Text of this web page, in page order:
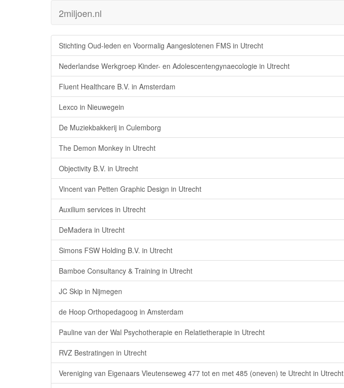
2miljoen.nl
Stichting Oud-leden en Voormalig Aangeslotenen FMS in Utrecht
Nederlandse Werkgroep Kinder- en Adolescentengynaecologie in Utrecht
Fluent Healthcare B.V. in Amsterdam
Lexco in Nieuwegein
De Muziekbakkerij in Culemborg
The Demon Monkey in Utrecht
Objectivity B.V. in Utrecht
Vincent van Petten Graphic Design in Utrecht
Auxilium services in Utrecht
DeMadera in Utrecht
Simons FSW Holding B.V. in Utrecht
Bamboe Consultancy & Training in Utrecht
JC Skip in Nijmegen
de Hoop Orthopedagoog in Amsterdam
Pauline van der Wal Psychotherapie en Relatietherapie in Utrecht
RVZ Bestratingen in Utrecht
Vereniging van Eigenaars Vleutenseweg 477 tot en met 485 (oneven) te Utrecht in Utrecht